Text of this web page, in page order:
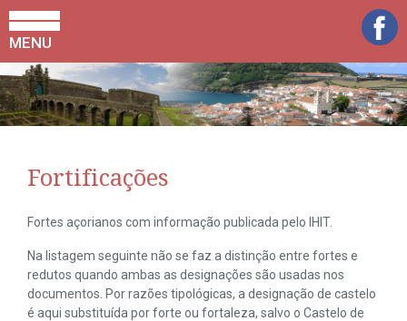
MENU
Fortificações
Fortes açorianos com informação publicada pelo IHIT.
Na listagem seguinte não se faz a distinção entre fortes e
redutos quando ambas as designações são usadas nos
documentos. Por razões tipológicas, a designação de castelo
é aqui substituída por forte ou fortaleza, salvo o Castelo de